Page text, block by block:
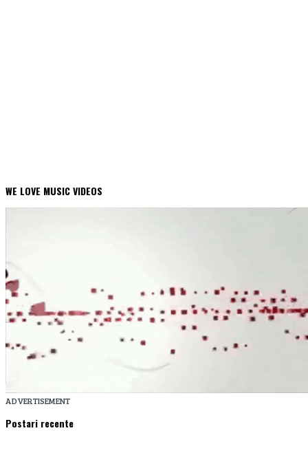
WE LOVE MUSIC VIDEOS
ADVERTISEMENT
Postari recente